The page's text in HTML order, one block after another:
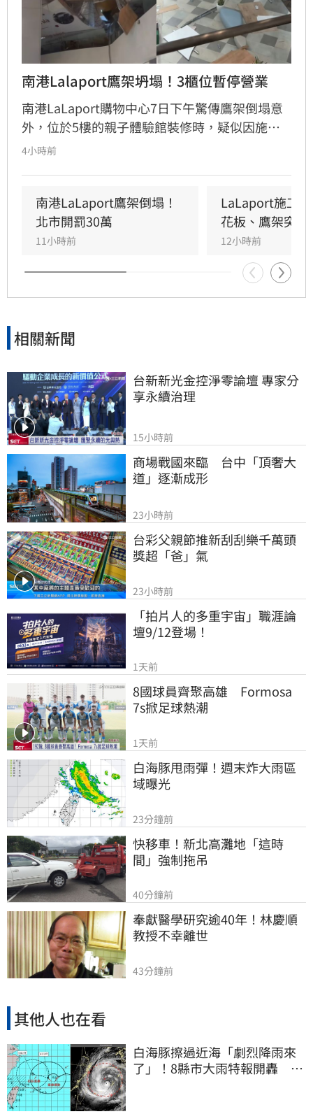
南港Lalaport鷹架坍塌！3櫃位暫停營業
南港LaLaport購物中心7日下午驚傳鷹架倒塌意
外，位於5樓的親子體驗館裝修時，疑似因施工
未固定妥當，導致鷹架與天花板崩落，現場粉塵
3樓部分櫃位暫停營業，其餘區域則維持正常運
作，目前相關單位正積極介入調查，以確保商場
消費安全。
4小時前
南港LaLaport鷹架倒塌！
北市開罰30萬
11小時前
LaLaport施工
花板、鷹架突掉
12小時前
相關新聞
台新新光金控淨零論壇 專家分
享永續治理
15小時前
商場戰國來臨　台中「頂奢大
道」逐漸成形
23小時前
台彩父親節推新刮刮樂千萬頭
獎超「爸」氣
23小時前
「拍片人的多重宇宙」職涯論
壇9/12登場！
1天前
8國球員齊聚高雄　Formosa
7s掀足球熱潮
1天前
白海豚甩雨彈！週末炸大雨區
域曝光
23分鐘前
快移車！新北高灘地「這時
間」強制拖吊
40分鐘前
奉獻醫學研究逾40年！林慶順
教授不幸離世
43分鐘前
其他人也在看
白海豚擦過近海「劇烈降雨來
了」！8縣市大雨特報開轟 今